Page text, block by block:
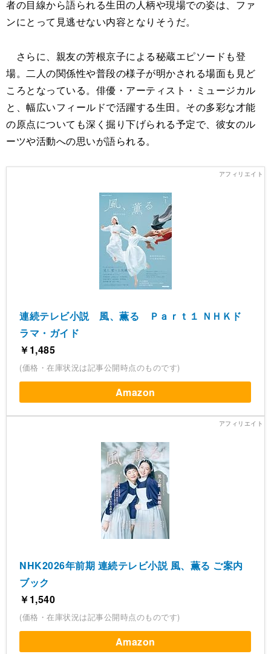
者の目線から語られる生田の人柄や現場での姿は、ファ
ンにとって見逃せない内容となりそうだ。
さらに、親友の芳根京子による秘蔵エピソードも登
場。二人の関係性や普段の様子が明かされる場面も見ど
ころとなっている。俳優・アーティスト・ミュージカル
と、幅広いフィールドで活躍する生田。その多彩な才能
の原点についても深く掘り下げられる予定で、彼女のル
ーツや活動への思いが語られる。
連続テレビ小説 風、薫る Ｐａｒｔ１ ＮＨＫド
ラマ・ガイド
￥1,485
(価格・在庫状況は記事公開時点のものです)
Amazon
NHK2026年前期 連続テレビ小説 風、薫る ご案内
ブック
￥1,540
(価格・在庫状況は記事公開時点のものです)
Amazon